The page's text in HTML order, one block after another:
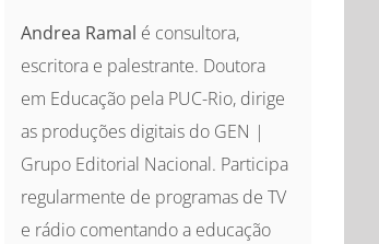
Andrea Ramal é consultora,
escritora e palestrante. Doutora
em Educação pela PUC-Rio, dirige
as produções digitais do GEN |
Grupo Editorial Nacional. Participa
regularmente de programas de TV
e rádio comentando a educação